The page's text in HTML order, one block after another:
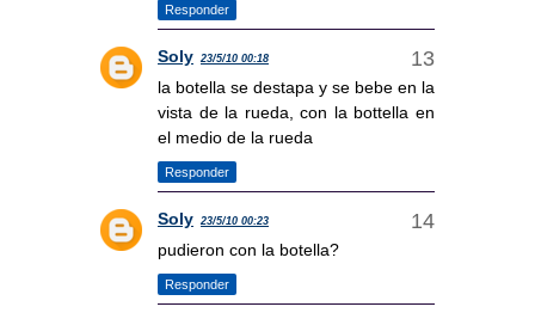
Responder
Soly 23/5/10 00:18
la botella se destapa y se bebe en la
vista de la rueda, con la bottella en
el medio de la rueda
Responder
Soly 23/5/10 00:23
pudieron con la botella?
Responder